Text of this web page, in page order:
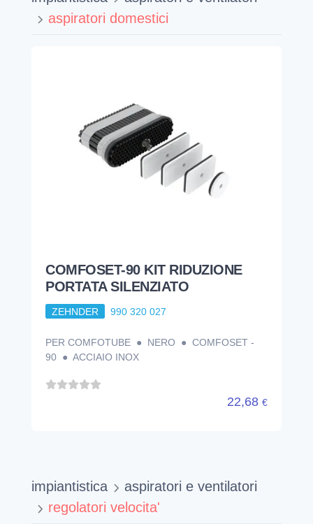
aspiratori domestici
COMFOSET-90 KIT RIDUZIONE
PORTATA SILENZIATO
ZEHNDER 990 320 027
PER COMFOTUBE ● NERO ● COMFOSET -
90 ● ACCIAIO INOX
22,68 €
impiantistica
aspiratori e ventilatori
regolatori velocita'